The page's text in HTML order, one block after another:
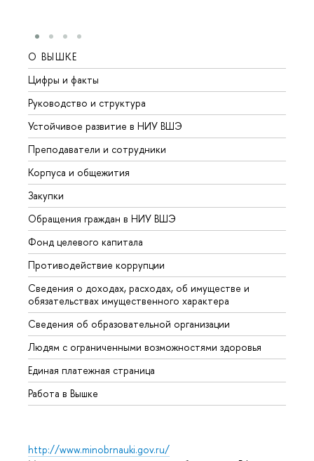
О ВЫШКЕ
Цифры и факты
Руководство и структура
Устойчивое развитие в НИУ ВШЭ
Преподаватели и сотрудники
Корпуса и общежития
Закупки
Обращения граждан в НИУ ВШЭ
Фонд целевого капитала
Противодействие коррупции
Сведения о доходах, расходах, об имуществе и
обязательствах имущественного характера
Сведения об образовательной организации
Людям с ограниченными возможностями здоровья
Единая платежная страница
Работа в Вышке
http://www.minobrnauki.gov.ru/